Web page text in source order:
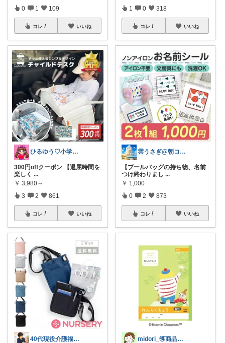
0 1 109
コレ いいね
ひるゆう♡小学生2児ママ
300円offクーポン 【退屈時間を
楽しく ...
￥ 3,980～
3 2 861
コレ いいね
40代現役介護福祉士/仕事も休日も快適に
1 0 318
コレ いいね
雲うさぎ@朝コレ❤良質便利時短グッズ🐰
【プールバッグの持ち物、名前
つけ終わりまし ...
￥ 1,000
0 2 873
コレ いいね
midori_🉐商品と時短簡単ごはん